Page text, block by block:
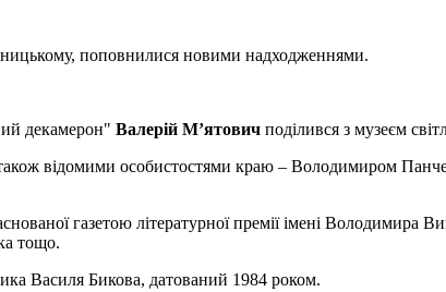
поповнилися новими надходженнями.
декамерон" Валерій М’ятович поділився з музеєм
відомими особистостями краю – Володимиром
газетою літературної премії імені
тощо.
Василя Бикова, датований 1984 роком.